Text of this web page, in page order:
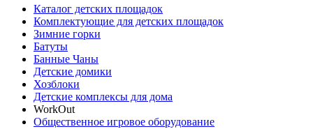
Каталог детских площадок
Комплектующие для детских площадок
Зимние горки
Батуты
Банные Чаны
Детские домики
Хозблоки
Детские комплексы для дома
WorkOut
Общественное игровое оборудование